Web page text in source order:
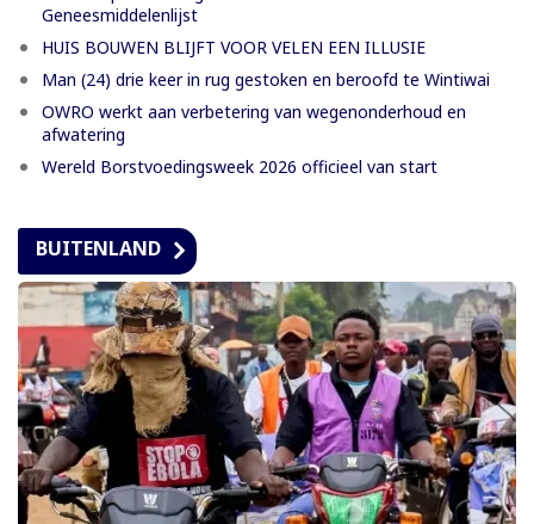
Geneesmiddelenlijst
HUIS BOUWEN BLIJFT VOOR VELEN EEN ILLUSIE
Man (24) drie keer in rug gestoken en beroofd te Wintiwai
OWRO werkt aan verbetering van wegenonderhoud en
afwatering
Wereld Borstvoedingsweek 2026 officieel van start
BUITENLAND